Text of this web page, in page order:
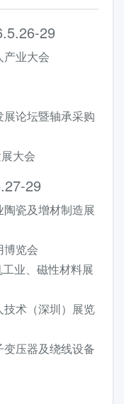
29
业大会
论坛暨轴承采购
大会
29
瓷及增材制造展
博览会
业、磁性材料展
术（深圳）展览
压器及绕线设备